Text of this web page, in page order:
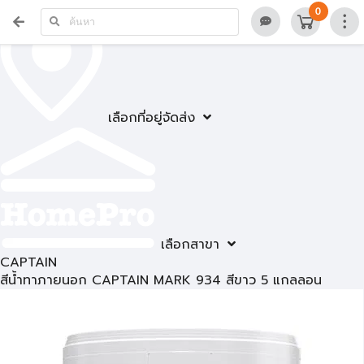
เลือกที่อยู่จัดส่ง
เลือกสาขา
0
CAPTAIN
สีน้ำทาภายนอก CAPTAIN MARK 934 สีขาว 5 แกลลอน